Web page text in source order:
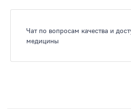
Чат по вопросам качества и
медицины